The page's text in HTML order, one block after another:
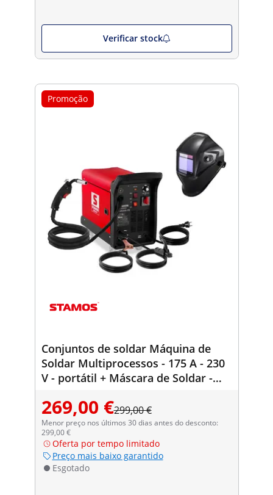
Verificar stock
Promoção
Conjuntos de soldar Máquina de
Soldar Multiprocessos - 175 A - 230
V - portátil + Máscara de Soldar -
269,00 €299,00 €
Menor preço nos últimos 30 dias antes do desconto:
299,00 €
Oferta por tempo limitado
Preço mais baixo garantido
Esgotado